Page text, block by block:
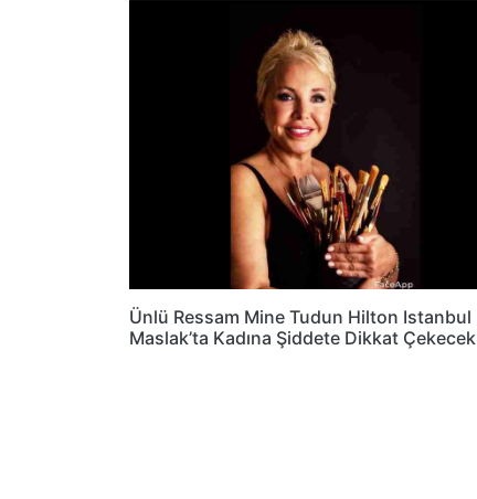
Ünlü Ressam Mine Tudun Hilton Istanbul
Maslak’ta Kadına Şiddete Dikkat Çekecek